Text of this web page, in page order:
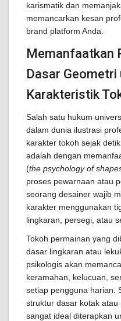
karismatik dan
memancarkan kesan
brand platform Anda.
Memanfaatkan
Dasar
Karakteristik
Salah satu hukum
dalam dunia ilustrasi
karakter tokoh sejak
adalah dengan
(the psychology of
proses pewarnaan atau
seorang desainer wajib
karakter menggunakan
lingkaran, persegi, atau
Tokoh permainan yang
dasar lingkaran atau
psikologis akan
keramahan, kelucuan,
setiap pengguna harian.
struktur dasar kotak
sangat ideal diterapkan